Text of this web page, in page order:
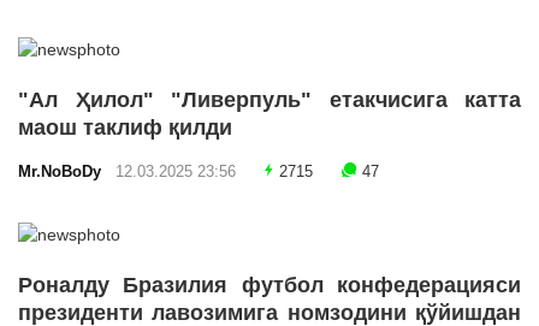
"Ал Ҳилол" "Ливерпуль" етакчисига катта
маош таклиф қилди
Mr.NoBoDy 12.03.2025 23:56 2715 47
Роналду Бразилия футбол конфедерацияси
президенти лавозимига номзодини қўйишдан